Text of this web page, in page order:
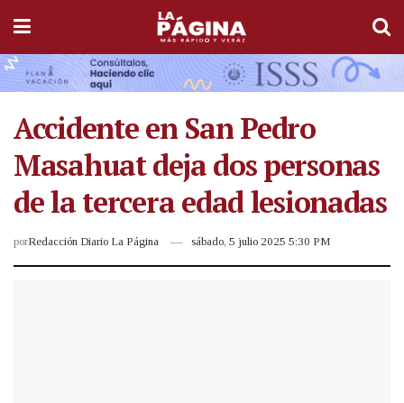
Accidente en San Pedro
Masahuat deja dos personas
de la tercera edad lesionadas
porRedacción Diario La Página sábado, 5 julio 2025 5:30 PM